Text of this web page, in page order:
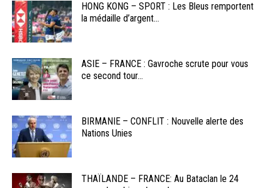
HONG KONG – SPORT : Les Bleus remportent
la médaille d’argent...
ASIE – FRANCE : Gavroche scrute pour vous
ce second tour...
BIRMANIE – CONFLIT : Nouvelle alerte des
Nations Unies
THAÏLANDE – FRANCE: Au Bataclan le 24